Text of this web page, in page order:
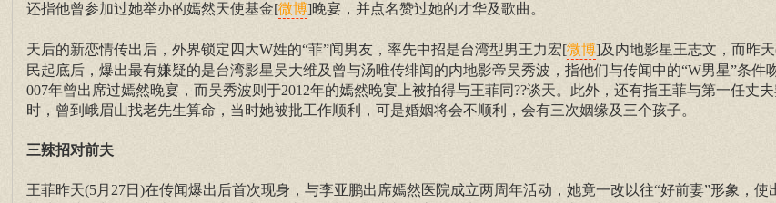
还指他曾参加过她举办的嫣然天使基金[微博]晚宴，并点名赞过她的才华及歌曲。
天后的新恋情传出后，外界锁定四大W姓的“菲”闻男友，率先中招是台湾型男王力宏[微博]及内地影星王志文，而昨
民起底后，爆出最有嫌疑的是台湾影星吴大维及曾与汤唯传绯闻的内地影帝吴秀波，指他们与传闻中的“W男星”条件
007年曾出席过嫣然晚宴，而吴秀波则于2012年的嫣然晚宴上被拍得与王菲同??谈天。此外，还有指王菲与第一任丈
时，曾到峨眉山找老先生算命，当时她被批工作顺利，可是婚姻将会不顺利，会有三次姻缘及三个孩子。
三辣招对前夫
王菲昨天(5月27日)在传闻爆出后首次现身，与李亚鹏出席嫣然医院成立两周年活动，她竟一改以往“好前妻”形象，使